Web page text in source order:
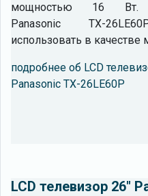
мощностью 16 Вт.
Panasonic TX-
использовать в качестве
подробнее об LCD
Panasonic TX-26LE60P
LCD телевизор 26"